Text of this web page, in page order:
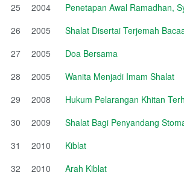
25
2004
Penetapan Awal Ramadhan,
26
2005
Shalat Disertai Terjemah
27
2005
Doa Bersama
28
2005
Wanita Menjadi Imam Shalat
29
2008
Hukum Pelarangan Khitan
30
2009
Shalat Bagi Penyandang
31
2010
Kiblat
32
2010 Arah Kiblat